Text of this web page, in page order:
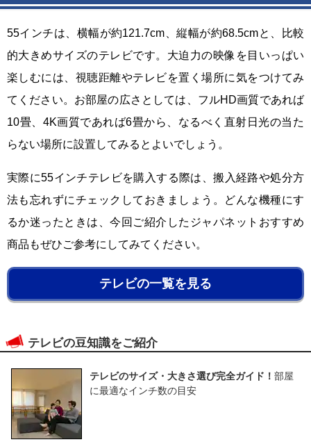
55インチは、横幅が約121.7cm、縦幅が約68.5cmと、比較
的大きめサイズのテレビです。大迫力の映像を目いっぱい
楽しむには、視聴距離やテレビを置く場所に気をつけてみ
てください。お部屋の広さとしては、フルHD画質であれば
10畳、4K画質であれば6畳から、なるべく直射日光の当た
らない場所に設置してみるとよいでしょう。
実際に55インチテレビを購入する際は、搬入経路や処分方
法も忘れずにチェックしておきましょう。どんな機種にす
るか迷ったときは、今回ご紹介したジャパネットおすすめ
商品もぜひご参考にしてみてください。
テレビの一覧を見る
テレビの豆知識をご紹介
テレビのサイズ・大きさ選び完全ガイド！部屋
に最適なインチ数の目安